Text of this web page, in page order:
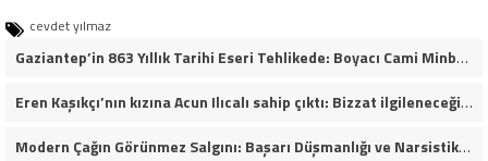
cevdet yılmaz
Gaziantep’in 863 Yıllık Tarihi Eseri Tehlikede: Boyacı Cami Minberi İçin “Restorasyon Durdurulsun” Çağrısı!
Eren Kaşıkçı’nın kızına Acun Ilıcalı sahip çıktı: Bizzat ilgileneceğim
Modern Çağın Görünmez Salgını: Başarı Düşmanlığı ve Narsistik Yükseliş